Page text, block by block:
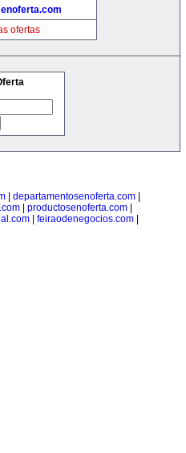
ofertas
departamentosenoferta.com
productosenoferta.com
| feiraodenegocios.com|